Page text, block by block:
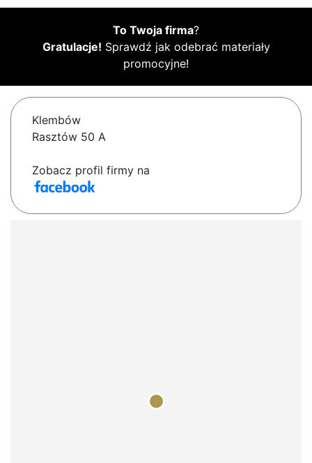
To Twoja firma?
Gratulacje! Sprawdź jak odebrać materiały
promocyjne!
Klembów
Rasztów 50 A
Zobacz profil firmy na